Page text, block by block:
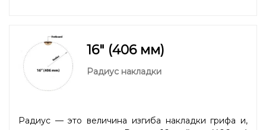
16" (406 мм)
Радиус накладки
Радиус — это величина изгиба накладки грифа и,